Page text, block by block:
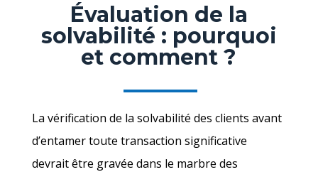
Évaluation de la
solvabilité : pourquoi
et comment ?
La vérification de la solvabilité des clients avant
d’entamer toute transaction significative
devrait être gravée dans le marbre des